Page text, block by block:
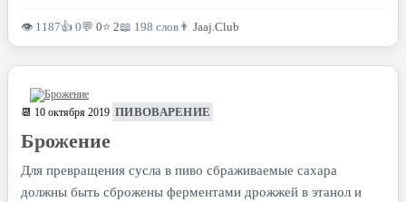
👁 1187👍 0💬 0⭐ 2📖 198 слов 👨 Jaaj.Club
📆 10 октября 2019 ПИВОВАРЕНИЕ
Брожение
Для превращения сусла в пиво сбраживаемые сахара
должны быть сброжены ферментами дрожжей в этанол и